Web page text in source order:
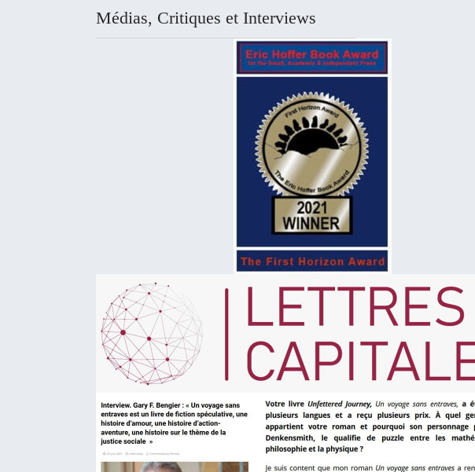
Médias, Critiques et Interviews